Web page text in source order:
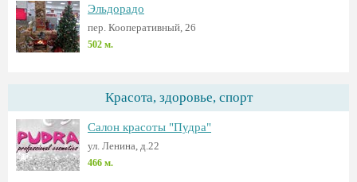
Эльдорадо
пер. Кооперативный, 26
502 м.
Красота, здоровье, спорт
Салон красоты "Пудра"
ул. Ленина, д.22
466 м.